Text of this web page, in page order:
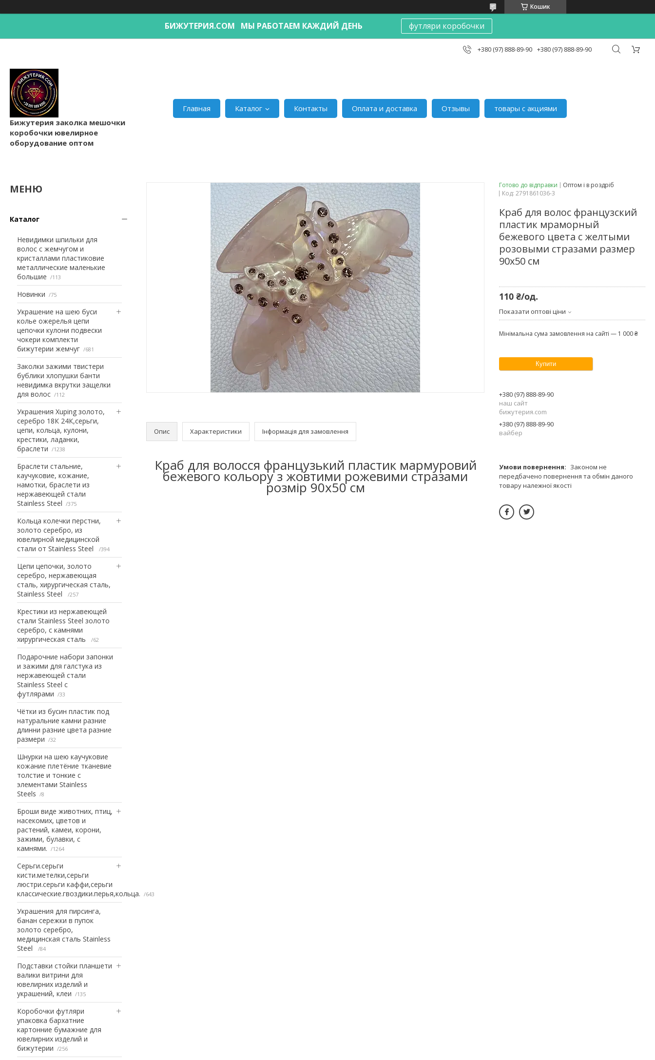
Кошик
БИЖУТЕРИЯ.COM МЫ РАБОТАЕМ КАЖДИЙ ДЕНЬ футляри коробочки
+380 (97) 888-89-90 +380 (97) 888-89-90
Бижутерия заколка мешочки
коробочки ювелирное
оборудование оптом
Главная Каталог Контакты Оплата и доставка Отзывы товары с акциями
Каталог
Невидимки шпильки для
волос с жемчугом и
кристаллами пластиковие
металлические маленькие
большие
113
Новинки 75
Украшение на шею буси
колье ожерелья цепи
цепочки кулони подвески
чокери комплекти
бижутерии жемчуг
681
Заколки зажими твистери
бублики хлопушки банти
невидимка вкрутки защелки
для волос
112
Украшения Xuping золото,
серебро 18К 24К,серьги,
цепи, кольца, кулони,
крестики, ладанки,
браслети
1238
Браслети стальние,
каучуковие, кожание,
намотки, браслети из
нержавеющей стали
Stainless Steel
375
Кольца колечки перстни,
золото серебро, из
ювелирной медицинской
стали от Stainless Steel
394
Цепи цепочки, золото
серебро, нержавеющая
сталь, хирургическая сталь,
Stainless Steel
257
Крестики из нержавеющей
стали Stainless Steel золото
серебро, с камнями
хирургическая сталь
62
Подарочние набори запонки
и зажими для галстука из
нержавеющей стали
Stainless Steel с
футлярами
33
Чётки из бусин пластик под
натуральние камни разние
длинни разние цвета разние
размери
32
Шнурки на шею каучуковие
кожание плетёние тканевие
толстие и тонкие с
элементами Stainless
Steels
8
Броши виде животних, птиц,
насекомих, цветов и
растений, камеи, корони,
зажими, булавки, с
камнями.
1264
Серьги.серьги
кисти.метелки,серьги
люстри.серьги каффи,серьги
классические.гвоздики.перья,кольца.
643
Украшения для пирсинга,
банан сережки в пупок
золото серебро,
медицинская сталь Stainless
Steel
84
Подставки стойки планшети
валики витрини для
ювелирних изделий и
украшений, клеи
135
Коробочки футляри
упаковка бархатние
картонние бумажние для
ювелирних изделий и
бижутерии
256
Опис Характеристики Інформація для замовлення
Краб для волосся французький пластик мармуровий
бежевого кольору з жовтими рожевими стразами
розмір 90х50 см
Готово до відправки
Оптом і в роздріб
Код: 2791861036-3
Краб для волос французский
пластик мраморный
бежевого цвета с желтыми
розовыми стразами размер
90х50 см
110 ₴/од.
Показати оптові ціни
Мінімальна сума замовлення на сайті — 1 000 ₴
Купити
+380 (97) 888-89-90
наш сайт
бижутерия.com
+380 (97) 888-89-90
вайбер
Законом не
передбачено повернення та обмін даного
товару належної якості